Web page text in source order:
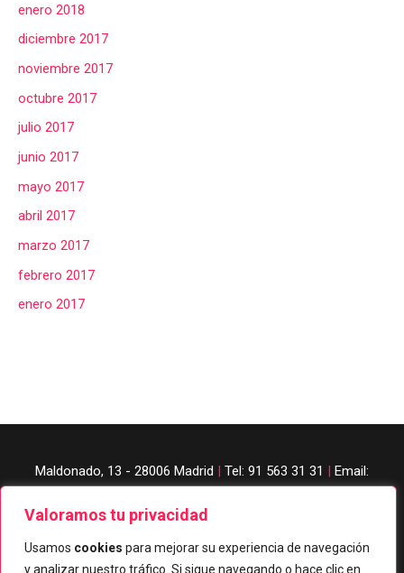
Valoramos tu privacidad
Usamos cookies para mejorar su experiencia de navegación
y analizar nuestro tráfico. Si sigue navegando o hace clic en
enero 2018
diciembre 2017
noviembre 2017
octubre 2017
julio 2017
junio 2017
mayo 2017
abril 2017
marzo 2017
febrero 2017
enero 2017
Maldonado, 13 - 28006 Madrid Tel: 91 563 31 31
Email: